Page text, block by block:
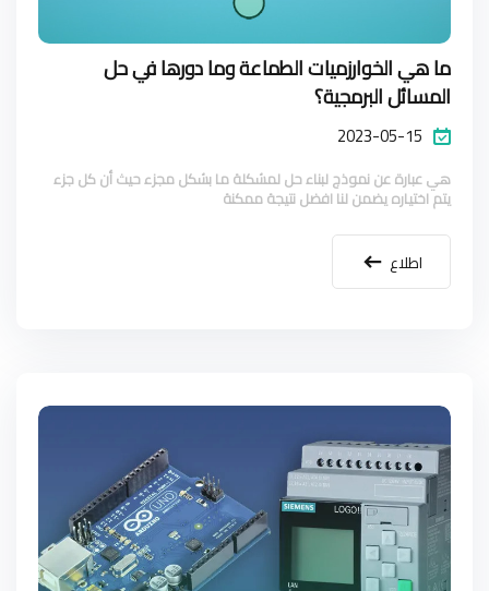
ما هي الخوارزميات الطماعة وما دورها في حل
المسائل البرمجية؟
2023-05-15
هي عبارة عن نموذج لبناء حل لمشكلة ما بشكل مجزء حيث أن كل جزء
يتم اختياره يضمن لنا افضل نتيجة ممكنة
اطلاع